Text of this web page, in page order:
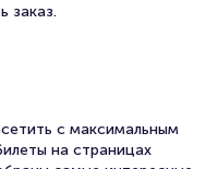
заказ.
с максимальным
на страницах